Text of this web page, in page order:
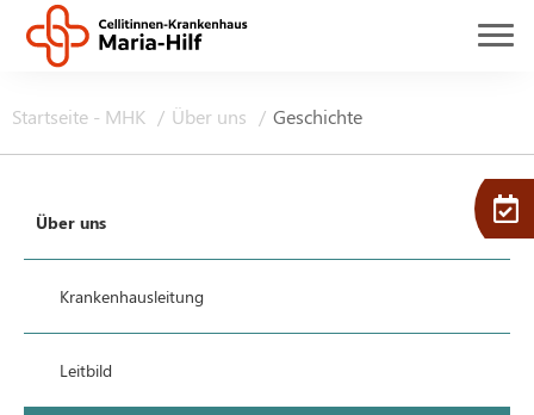
Startseite - MHK Über uns Geschichte
Über uns
Krankenhausleitung
Leitbild